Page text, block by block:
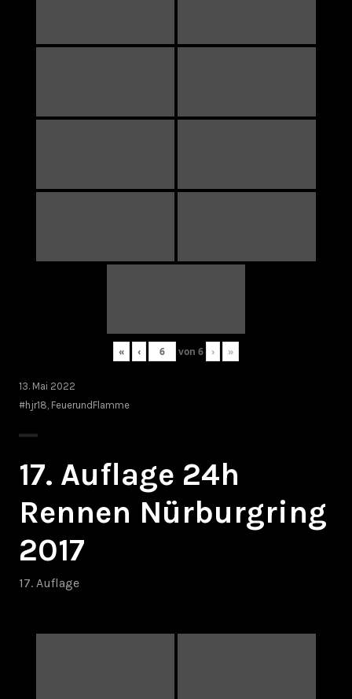
« ‹ von 6 › »
13. Mai 2022
#hjr18 FeuerundFlamme
17. Auflage 24h
Rennen Nürburgring
2017
17. Auflage